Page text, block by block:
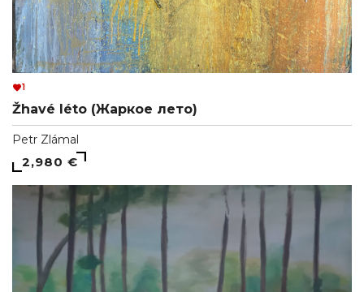
1
Žhavé léto (Жаркое лето)
Petr Zlámal
2,980 €